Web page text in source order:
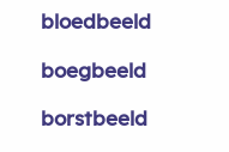
bloedbeeld
boegbeeld
borstbeeld